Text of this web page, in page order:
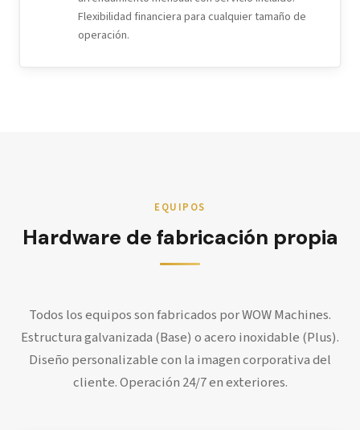
Flexibilidad financiera para cualquier tamaño de
operación.
EQUIPOS
Hardware de fabricación propia
Todos los equipos son fabricados por WOW Machines.
Estructura galvanizada (Base) o acero inoxidable (Plus).
Diseño personalizable con la imagen corporativa del
cliente. Operación 24/7 en exteriores.